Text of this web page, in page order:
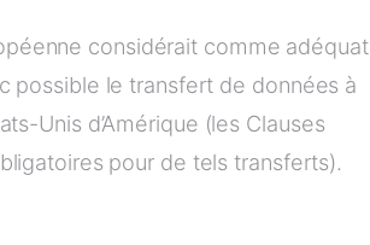
considérait comme adéquat
possible le transfert de données à
Unis d’Amérique (les Clauses
pour de tels transferts).